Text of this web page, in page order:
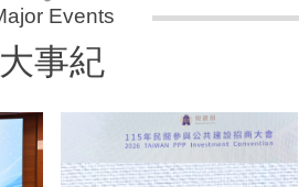
大事紀